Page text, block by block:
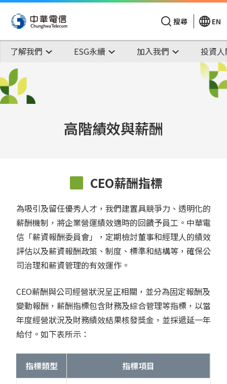
搜尋 EN
了解我們 ESG永續 加入我們 投資
高階績效與薪酬
CEO薪酬指標
為吸引及留任優秀人才，我們建置具競爭力、透明化的
薪酬機制，將企業營運績效適時的回饋予員工。中華電
信「薪資報酬委員會」，定期檢討董事和經理人的績效
評估以及薪資報酬政策、制度、標準和結構等，確保公
司治理和薪資管理的有效運作。
CEO薪酬與公司經營狀況呈正相關，並分為固定報酬及
變動報酬，薪酬指標包含財務及綜合管理等指標，以當
年度經營狀況及財務績效結果核發獎金，並採遞延一年
給付。如下表所示：
指標類型 指標項目